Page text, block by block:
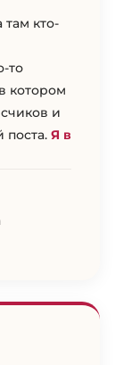
кто-
то
котором
и
поста. Я в